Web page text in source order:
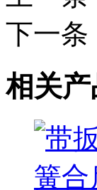
下一条
相关产